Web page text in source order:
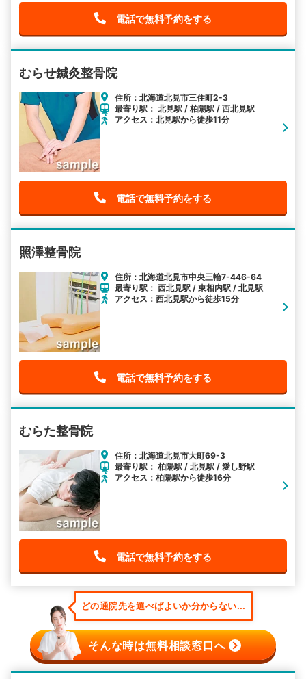
電話で無料予約をする
むらせ鍼灸整骨院
住所：北海道北見市三住町2-3
最寄り駅： 北見駅 / 柏陽駅 / 西北見駅
アクセス：北見駅から徒歩11分
電話で無料予約をする
照澤整骨院
住所：北海道北見市中央三輪7-446-64
最寄り駅： 西北見駅 / 東相内駅 / 北見駅
アクセス：西北見駅から徒歩15分
電話で無料予約をする
むらた整骨院
住所：北海道北見市大町69-3
最寄り駅： 柏陽駅 / 北見駅 / 愛し野駅
アクセス：柏陽駅から徒歩16分
電話で無料予約をする
どの通院先を選べばよいか分からない...
そんな時は無料相談窓口へ